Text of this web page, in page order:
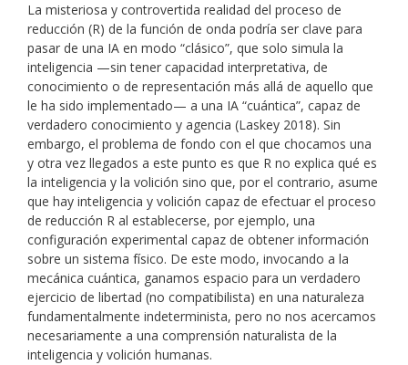
La misteriosa y controvertida realidad del proceso de
reducción (R) de la función de onda podría ser clave para
pasar de una IA en modo “clásico”, que solo simula la
inteligencia —sin tener capacidad interpretativa, de
conocimiento o de representación más allá de aquello que
le ha sido implementado— a una IA “cuántica”, capaz de
verdadero conocimiento y agencia (Laskey 2018). Sin
embargo, el problema de fondo con el que chocamos una
y otra vez llegados a este punto es que R no explica qué es
la inteligencia y la volición sino que, por el contrario, asume
que hay inteligencia y volición capaz de efectuar el proceso
de reducción R al establecerse, por ejemplo, una
configuración experimental capaz de obtener información
sobre un sistema físico. De este modo, invocando a la
mecánica cuántica, ganamos espacio para un verdadero
ejercicio de libertad (no compatibilista) en una naturaleza
fundamentalmente indeterminista, pero no nos acercamos
necesariamente a una comprensión naturalista de la
inteligencia y volición humanas.